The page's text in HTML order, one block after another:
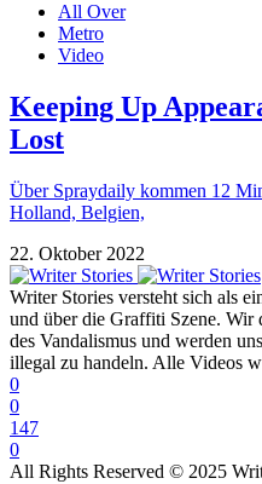
All Over
Metro
Video
Keeping Up
Lost
Über Spraydaily kommen 12
Holland, Belgien,
22. Oktober 2022
Writer Stories versteht sich als
und über die Graffiti Szene. Wir
des Vandalismus und werden
illegal zu handeln. Alle Videos
0
0
147
0
All Rights Reserved © 2025